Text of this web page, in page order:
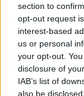
section to
opt-out request
interest-based
us or personal
your opt-out.
disclosure of
IAB’s list of
also be